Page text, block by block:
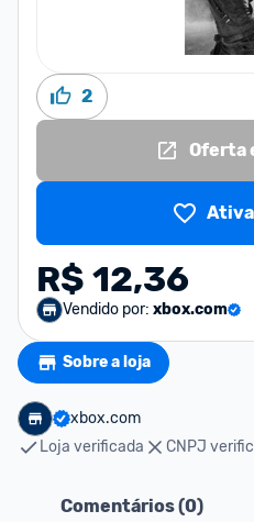
2
Oferta
R$ 12,36
Vendido por: xbox.com
Sobre a loja
xbox.com
Loja verificada
CNPJ
Comentários (0)